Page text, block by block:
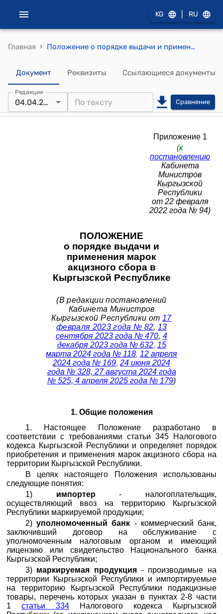
KG RU
Главная › Положение о порядке выдачи и применения марок акцизного сбора в Кыргызской Республике (к постановлению Кабинета Министров Кыргызской Республики от 22 февраля 2022 года № 94)
Документ Реквизиты Ссылающиеся документы
Редакция
04.04.2025 Сравнение